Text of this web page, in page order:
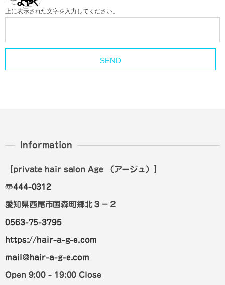
上に表示された文字を入力してください。
information
【private hair salon Age （アージュ） 】
〠444-0312
愛知県西尾市国森町郷北３－２
0563-75-3795
https://hair-a-g-e.com
mail@hair-a-g-e.com
Open 9:00 - 19:00 Close